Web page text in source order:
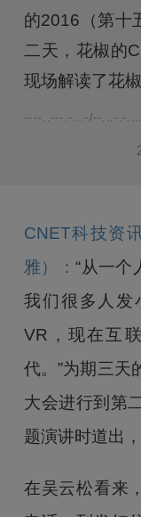
的2016（第十
二天，花椒的
现场解读了花
----..---.-...-/--...-.-
CNET科技资
雅）：“从一个
我们很多人发
VR，现在互
代。”为期三天
大会进行到第
题演讲时道出
在吴云松看来